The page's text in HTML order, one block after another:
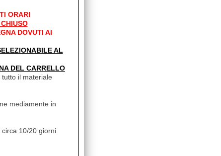
ORARI
DOVUTI AI
AL
DEL CARRELLO
il materiale
mediamente in
10/20 giorni